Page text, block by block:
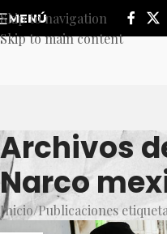
Skip to navigation
Skip to main content
MENÚ
Archivos
Narco
Inicio Publicaciones